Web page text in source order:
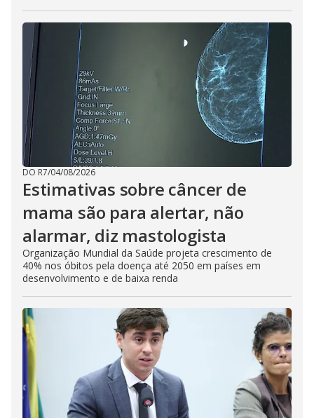
DO R7/04/08/2026
Estimativas sobre câncer de
mama são para alertar, não
alarmar, diz mastologista
Organização Mundial da Saúde projeta crescimento de
40% nos óbitos pela doença até 2050 em países em
desenvolvimento e de baixa renda